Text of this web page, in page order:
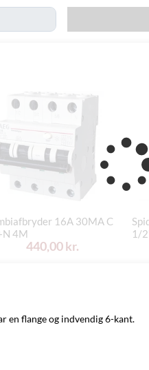
0,00 kr.
-
16A 30MA C
4M
440,00 kr.
1/
en flange og indvendig 6-kant.